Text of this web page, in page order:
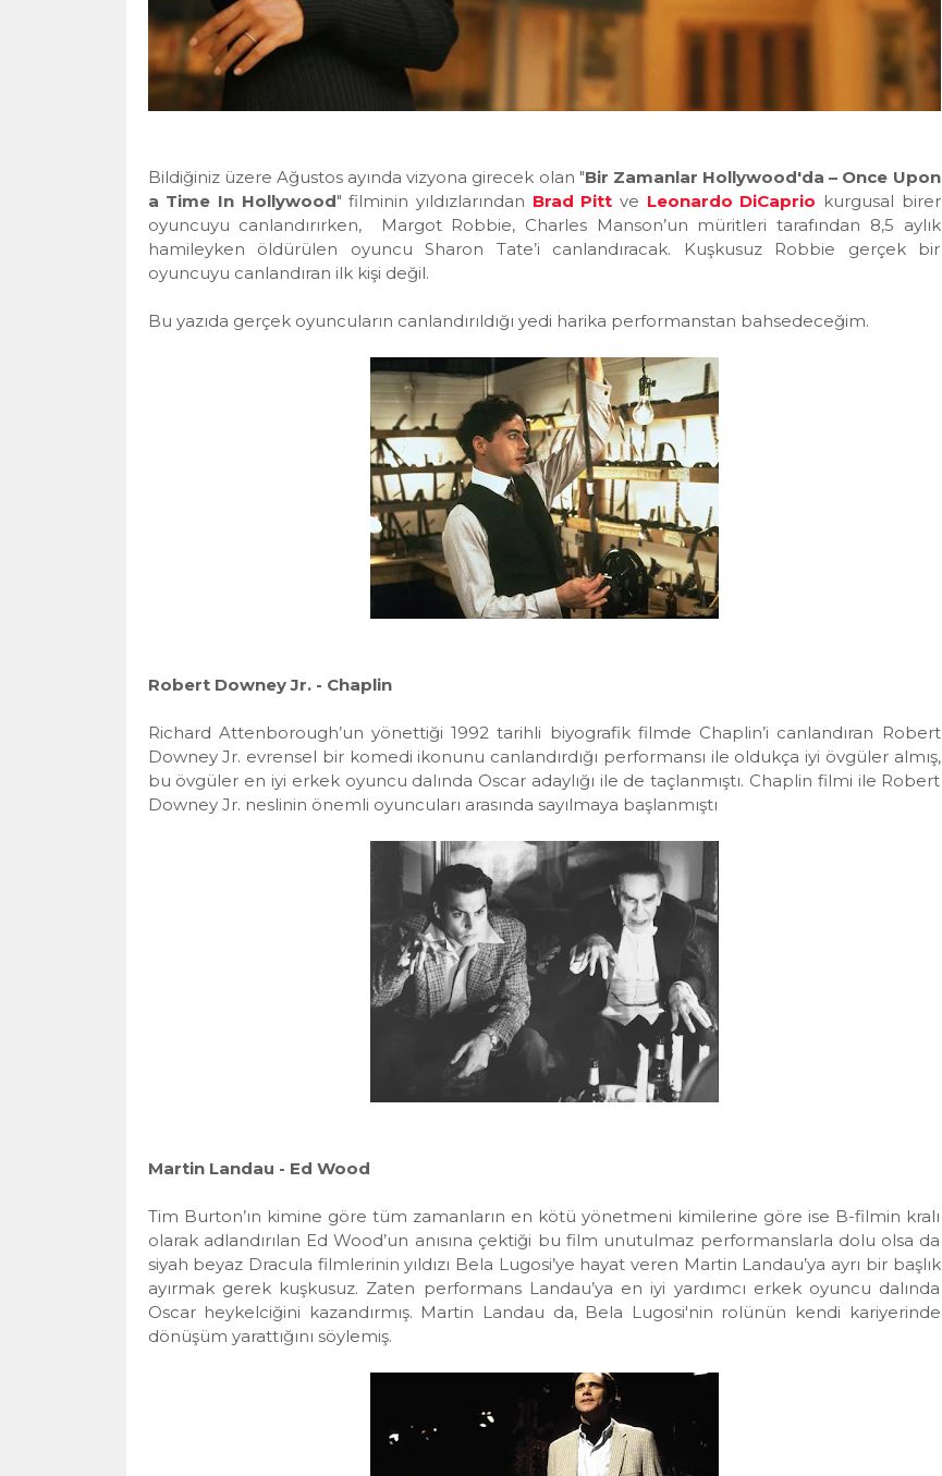
Bildiğiniz üzere Ağustos ayında vizyona girecek olan "Bir Zamanlar Hollywood'da – Once Upon
a Time In Hollywood" filminin yıldızlarından Brad Pitt ve Leonardo DiCaprio kurgusal birer
oyuncuyu canlandırırken,
Margot Robbie, Charles Manson’un müritleri tarafından 8,5 aylık
hamileyken öldürülen oyuncu Sharon Tate’i canlandıracak. Kuşkusuz Robbie gerçek bir
oyuncuyu canlandıran ilk kişi değil.
Bu yazıda gerçek oyuncuların canlandırıldığı yedi harika performanstan bahsedeceğim.
Robert Downey Jr. - Chaplin
Richard Attenborough’un yönettiği 1992 tarihli biyografik filmde Chaplin’i canlandıran Robert
Downey Jr. evrensel bir komedi ikonunu canlandırdığı performansı ile oldukça iyi övgüler almış,
bu övgüler en iyi erkek oyuncu dalında Oscar adaylığı ile de taçlanmıştı. Chaplin filmi ile Robert
Downey Jr. neslinin önemli oyuncuları arasında sayılmaya başlanmıştı
Martin Landau - Ed Wood
Tim Burton’ın kimine göre tüm zamanların en kötü yönetmeni kimilerine göre ise B-filmin kralı
olarak adlandırılan Ed Wood’un anısına çektiği bu film unutulmaz performanslarla dolu olsa da
siyah beyaz Dracula filmlerinin yıldızı Bela Lugosi’ye hayat veren Martin Landau’ya ayrı bir başlık
ayırmak gerek kuşkusuz. Zaten performans Landau’ya en iyi yardımcı erkek oyuncu dalında
Oscar heykelciğini kazandırmış. Martin Landau da, Bela Lugosi'nin rolünün kendi kariyerinde
dönüşüm yarattığını söylemiş.